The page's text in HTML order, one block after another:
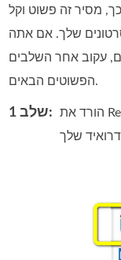
מסיר זה פשוט וקל
שלך. אם אתה
עקוב אחר השלבים
הפשוטים הבאים.
שלב 1:
הורד את Remove and Add Watermark למכשיר